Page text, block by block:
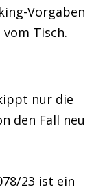
Vorgaben
Tisch.
nur die
den Fall neu
23 ist ein